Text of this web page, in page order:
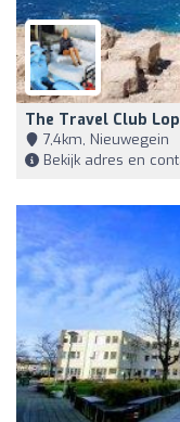
The Travel Club
7,4km, Nieuwegein
Bekijk adres en